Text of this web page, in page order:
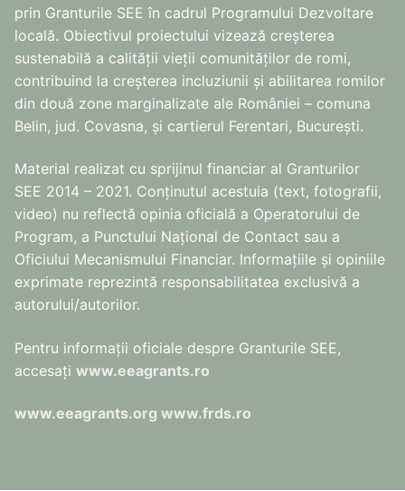
prin Granturile SEE în cadrul Programului Dezvoltare
locală. Obiectivul proiectului vizează creșterea
sustenabilă a calității vieții comunităților de romi,
contribuind la creșterea incluziunii și abilitarea romilor
din două zone marginalizate ale României – comuna
Belin, jud. Covasna, și cartierul Ferentari, București.
Material realizat cu sprijinul financiar al Granturilor
SEE 2014 – 2021. Conținutul acestuia (text, fotografii,
video) nu reflectă opinia oficială a Operatorului de
Program, a Punctului Național de Contact sau a
Oficiului Mecanismului Financiar. Informațiile și opiniile
exprimate reprezintă responsabilitatea exclusivă a
autorului/autorilor.
Pentru informaţii oficiale despre Granturile SEE,
accesaţi www.eeagrants.ro
www.eeagrants.org www.frds.ro